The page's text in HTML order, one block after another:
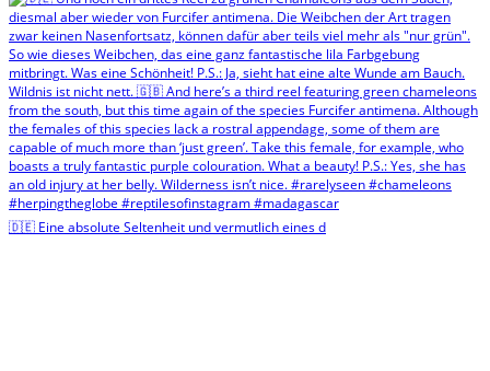
🇩🇪 Eine absolute Seltenheit und vermutlich eines d